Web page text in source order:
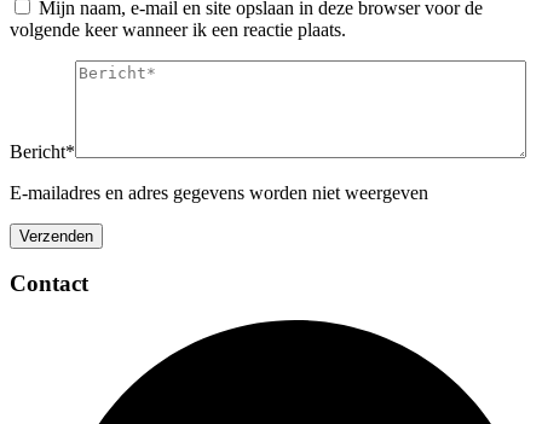
Mijn naam, e-mail en site opslaan in deze browser voor de
volgende keer wanneer ik een reactie plaats.
Bericht*
E-mailadres en adres gegevens worden niet weergeven
Contact